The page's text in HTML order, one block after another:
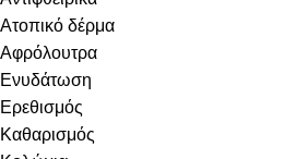
Ατοπικό δέρμα
Αφρόλουτρα
Ενυδάτωση
Ερεθισμός
Καθαρισμός